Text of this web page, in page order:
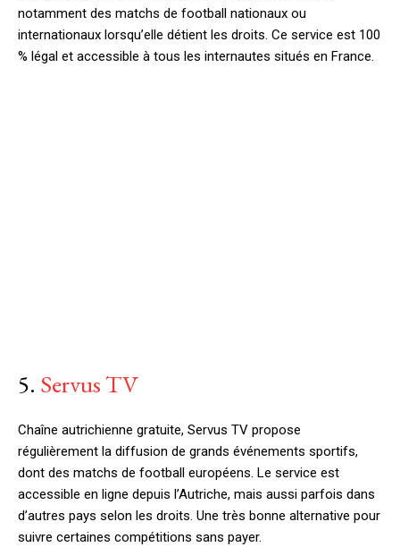
notamment des matchs de football nationaux ou
internationaux lorsqu’elle détient les droits. Ce service est 100
% légal et accessible à tous les internautes situés en France.
5. Servus TV
Chaîne autrichienne gratuite, Servus TV propose
régulièrement la diffusion de grands événements sportifs,
dont des matchs de football européens. Le service est
accessible en ligne depuis l’Autriche, mais aussi parfois dans
d’autres pays selon les droits. Une très bonne alternative pour
suivre certaines compétitions sans payer.